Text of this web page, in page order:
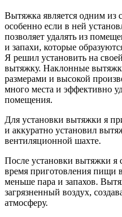
Вытяжка является одним из
особенно если в ней
позволяет удалять из
и запахи, которые
Я решил установить на
вытяжку. Наклонные
размерами и высокой
много места и эффективно
помещения.
Для установки вытяжки я
и аккуратно установил
вентиляционной шахте.
После установки вытяжки я
время приготовления пищи
меньше пара и запахов.
загрязненный воздух,
атмосферу.